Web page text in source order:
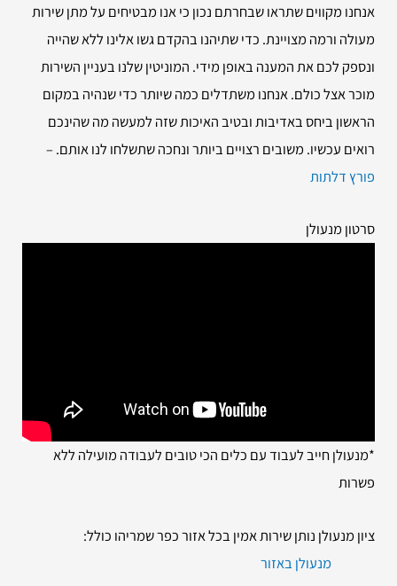
אנחנו מקווים שתראו שבחרתם נכון כי אנו מבטיחים על מתן שירות
מעולה ורמה מצויינת. כדי שתיהנו בהקדם גשו אלינו ללא שהייה
ונספק לכם את המענה באופן מידי. המוניטין שלנו בעניין השירות
מוכר אצל כולם. אנחנו משתדלים כמה שיותר כדי שנהיה במקום
הראשון ביחס באדיבות ובטיב האיכות שזה למעשה מה שהינכם
רואים עכשיו. משובים רצויים ביותר ונחכה שתשלחו לנו אותם. –
פורץ דלתות
סרטון מנעולן
*מנעולן חייב לעבוד עם כלים הכי טובים לעבודה מועילה ללא
פשרות
ציון מנעולן נותן שירות אמין בכל אזור כפר שמריהו כולל:
מנעולן באזור